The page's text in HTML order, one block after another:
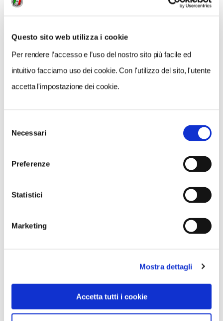
Questo sito web utilizza i cookie
Per rendere l’accesso e l’uso del nostro sito più facile ed
intuitivo facciamo uso dei cookie. Con l'utilizzo del sito, l'utente
accetta l'impostazione dei cookie.
delNecessari
Preferenze
Statistici
Marketing
Mostra dettagli
Accetta tutti i cookie